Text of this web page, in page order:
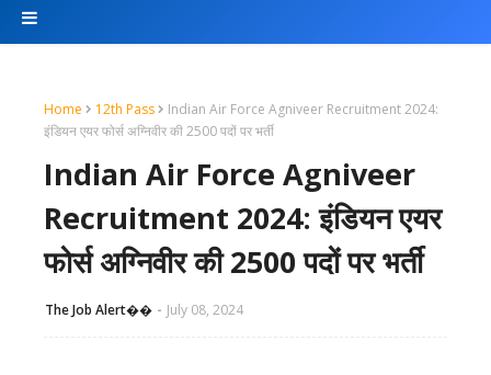
Home 12th Pass
Indian Air Force Agniveer Recruitment 2024:
इंडियन एयर फोर्स अग्निवीर की 2500 पदों पर भर्ती
Indian Air Force Agniveer
Recruitment 2024: इंडियन एयर
फोर्स अग्निवीर की 2500 पदों पर भर्ती
The Job Alert��️ July 08, 2024